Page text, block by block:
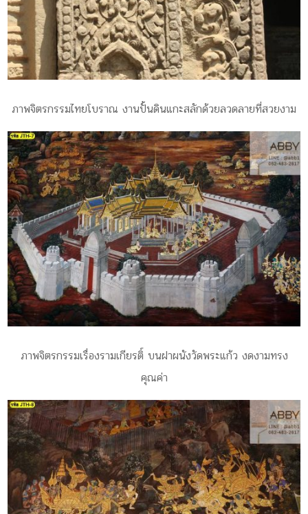
ภาพจิตรกรรมไทยโบราณ งานปั้นดินแกะสลักด้วยลวดลายที่สวยงาม
ภาพจิตรกรรมเรื่องรามเกียรติ์ บนฝาผนังวัดพระแก้ว งดงามทรง
คุณค่า